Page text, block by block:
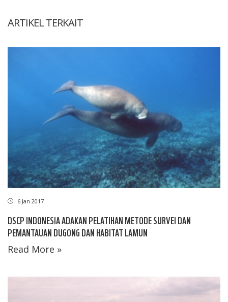
ARTIKEL TERKAIT
6 Jan 2017
DSCP INDONESIA ADAKAN PELATIHAN METODE SURVEI DAN
PEMANTAUAN DUGONG DAN HABITAT LAMUN
Read More »